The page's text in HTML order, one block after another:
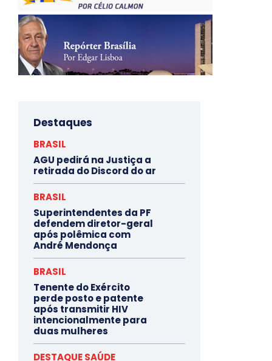
Destaques
BRASIL
AGU pedirá na Justiça a
retirada do Discord do ar
BRASIL
Superintendentes da PF
defendem diretor-geral
após polêmica com
André Mendonça
BRASIL
Tenente do Exército
perde posto e patente
após transmitir HIV
intencionalmente para
duas mulheres
DESTAQUE SAÚDE